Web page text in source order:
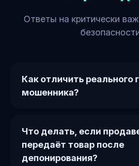
Ответы на критически
Как отличить реального
мошенника?
Что делать, если
передаёт товар после
депонирования?